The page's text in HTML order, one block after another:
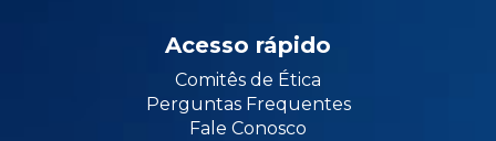
Acesso rápido
Comitês de Ética
Perguntas Frequentes
Fale Conosco